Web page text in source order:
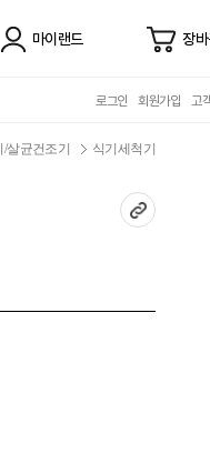
마이랜드 장
로그인 회원가입 고
살균건조기 식기세척기